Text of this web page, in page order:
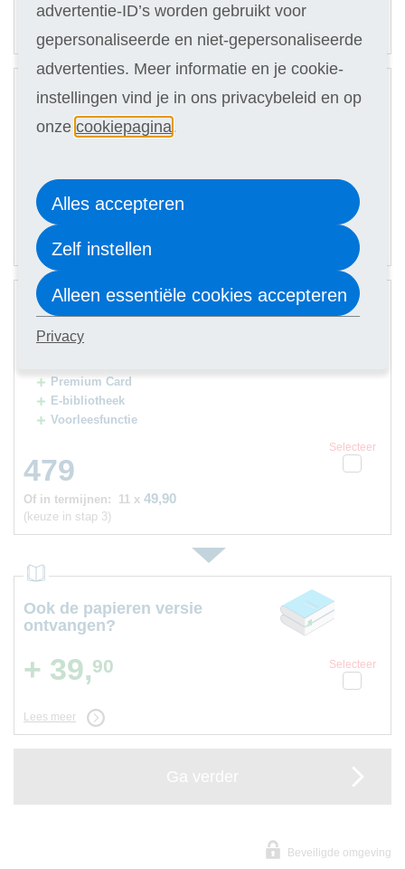
Of in termijnen: 11 x 42,90
(keuze in stap 3)
Digitale cursus
Hulp docent
459
Selecteer
Of in termijnen:
(keuze in stap 3)
2
Digitale cursus
Hulp docent
Premium Card
E-bibliotheek
Voorleesfunctie
479
Selecteer
Of in termijnen: 11 x 49,90
(keuze in stap 3)
3
Ook de papieren versie
ontvangen?
Selecteer
+ 39,90
Lees meer
Beveiligde omgeving
advertentie-ID’s worden gebruikt voor
gepersonaliseerde en niet-gepersonaliseerde
advertenties. Meer informatie en je cookie-
instellingen vind je in ons privacybeleid en op
onze cookiepagina .
Alles accepteren
Zelf instellen
Alleen essentiële cookies accepteren
Privacy